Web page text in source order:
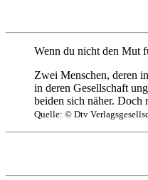
Wenn du nicht den Mut
Zwei Menschen, deren
in deren Gesellschaft
beiden sich näher.
Quelle: © Dtv